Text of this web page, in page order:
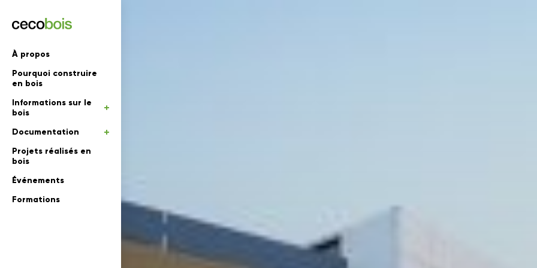
À propos
Pourquoi construire
en bois
Informations sur le
bois
Documentation
Projets réalisés en
bois
Événements
Formations
en bois